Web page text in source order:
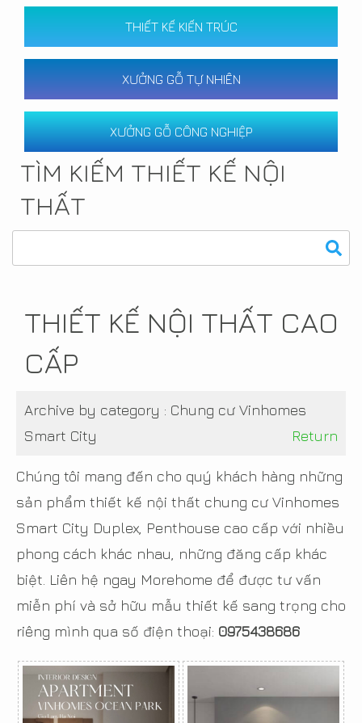
THIẾT KẾ KIẾN TRÚC
XƯỞNG GỖ TỰ NHIÊN
XƯỞNG GỖ CÔNG NGHIỆP
TÌM KIẾM THIẾT KẾ NỘI
THẤT
THIẾT KẾ NỘI THẤT CAO
CẤP
Archive by category : Chung cư Vinhomes
Smart City
Return
Chúng tôi mang đến cho quý khách hàng những
sản phẩm thiết kế nội thất chung cư Vinhomes
Smart City Duplex, Penthouse cao cấp với nhiều
phong cách khác nhau, những đăng cấp khác
biệt. Liên hệ ngay Morehome để được tư vấn
miễn phí và sở hữu mẫu thiết kế sang trọng cho
riêng mình qua số điện thoại: 0975438686